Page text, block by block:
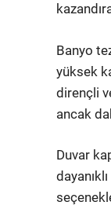
Banyo
yüksek
dirençli
ancak
Duvar